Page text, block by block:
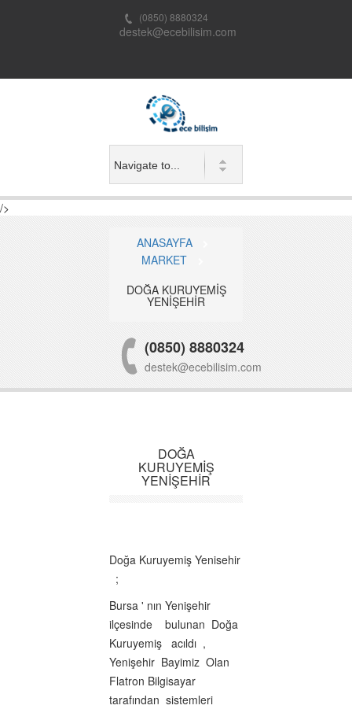
(0850) 8880324
destek@ecebilisim.com
/>
ANASAYFA
MARKET
DOĞA KURUYEMİŞ
YENİŞEHİR
(0850) 8880324
destek@ecebilisim.com
DOĞA
KURUYEMİŞ
YENİŞEHİR
Doğa Kuruyemiş Yenisehir
;
Bursa ' nın Yenişehir
ilçesinde bulunan Doğa
Kuruyemiş acıldı ,
Yenişehir Bayimiz Olan
Flatron Bilgisayar
tarafından sistemleri